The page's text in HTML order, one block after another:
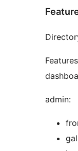
admin: